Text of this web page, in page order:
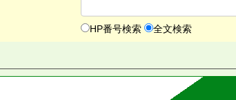
HP番号検索 全文検索